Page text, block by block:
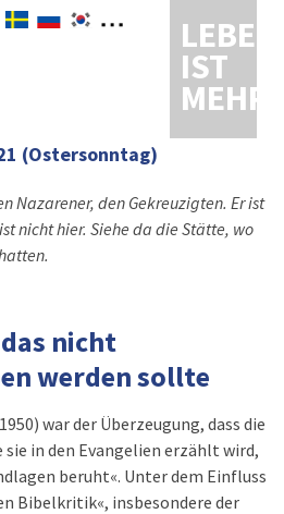
LEBEN
IST
MEHR
(Ostersonntag)
Nazarener, den Gekreuzigten. Er ist
nicht hier. Siehe da die Stätte, wo
nicht
werden sollte
war der Überzeugung, dass die
sie in den Evangelien erzählt wird,
beruht«. Unter dem Einfluss
Bibelkritik«, insbesondere der